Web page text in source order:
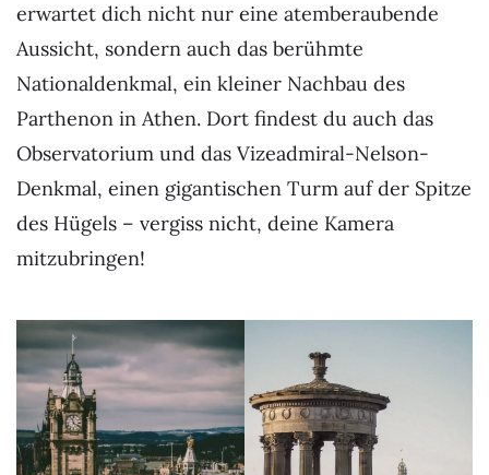
erwartet dich nicht nur eine atemberaubende
Aussicht, sondern auch das berühmte
Nationaldenkmal, ein kleiner Nachbau des
Parthenon in Athen. Dort findest du auch das
Observatorium und das Vizeadmiral-Nelson-
Denkmal, einen gigantischen Turm auf der Spitze
des Hügels – vergiss nicht, deine Kamera
mitzubringen!